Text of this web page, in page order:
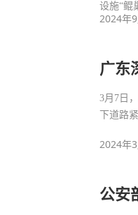
设施“鲲
2024年
广东
3月7日
下道路
2024年
公安